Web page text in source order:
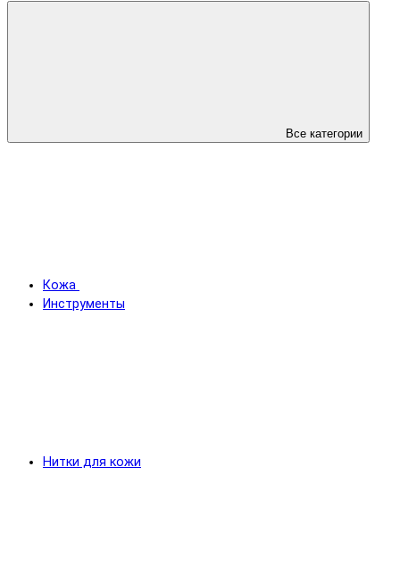
Все категории
Кожа
Инструменты
Нитки для кожи